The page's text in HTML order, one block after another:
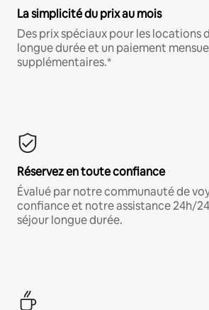
La simplicité du prix au mois
Des prix spéciaux pour les locations
longue durée et un paiement
supplémentaires.*
Réservez en toute confiance
Évalué par notre communauté de
confiance et notre assistance 24h/
séjour longue durée.